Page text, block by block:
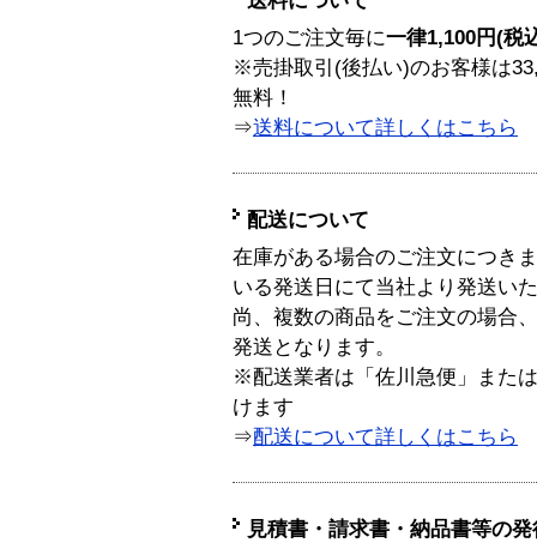
1つのご注文毎に一律1,100円(税
※売掛取引(後払い)のお客様は
無料！
⇒送料について詳しくはこちら
配送について
在庫がある場合のご注文につき
いる発送日にて当社より発送い
尚、複数の商品をご注文の場合
発送となります。
※配送業者は「佐川急便」また
けます
⇒配送について詳しくはこちら
見積書・請求書・納品書等の